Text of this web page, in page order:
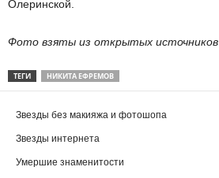
Олеринской.
Фото взяты из открытых источников
ТЕГИ НИКИТА ЕФРЕМОВ
Звезды без макияжа и фотошопа
Звезды интернета
Умершие знаменитости